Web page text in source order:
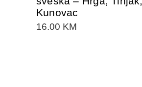
Kunovac
16.00 KM